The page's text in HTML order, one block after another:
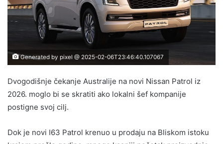
Generated by pixel @ 2025-02-06T23:46:40.107067
Dvogodišnje čekanje Australije na novi Nissan Patrol iz
2026. moglo bi se skratiti ako lokalni šef kompanije
postigne svoj cilj.
Dok je novi I63 Patrol krenuo u prodaju na Bliskom istoku